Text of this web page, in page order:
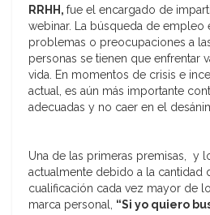
RRHH, fue el encargado de
webinar. La búsqueda de empleo
problemas o preocupaciones a
personas se tienen que enfrentar
vida. En momentos de crisis e
actual, es aún más importante
adecuadas y no caer en el
Una de las primeras premisas, y
actualmente debido a la cantidad
cualificación cada vez mayor de
marca personal, “Si yo quiero